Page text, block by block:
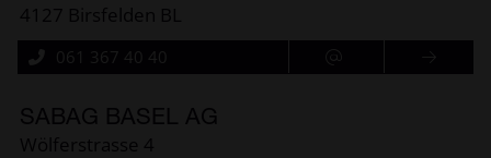
4127 Birsfelden BL
061 367 40 40
SABAG BASEL AG
Wölferstrasse 4